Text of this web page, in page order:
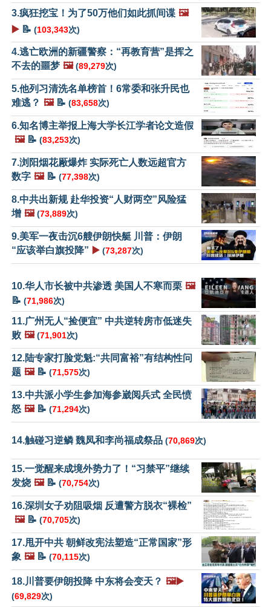
3.疯狂挖宝！为了50万他们如此抓间谍 🖼️
▶️ 📝 (103,343次)
4.逃亡欧洲的新疆警察：“再教育营”是挥之
不去的噩梦 🖼️ (89,279次)
5.他列习清洗名单榜首！6常委和张升民也
难逃？ 🖼️📝 (83,658次)
6.知名博主举报上海大学长江学者论文造假
🖼️📝 (83,253次)
7.浏阳烟花厰爆炸 实际死亡人数远超官方
数字 🖼️📝 (77,398次)
8.中共出新规 赴华投资“人财两空”风险猛
增 🖼️ (73,889次)
9.美军一夜击沉6艘伊朗快艇 川普：伊朗
“应该举白旗投降” ▶️ (73,287次)
10.华人市长被中共渗透 美国人不寒而栗 🖼️
📝 (71,986次)
11.广州无人“捡便宜” 中共逆转房市低迷失
败 🖼️ (71,901次)
12.陆专家打脸党魁:“共同富裕”有结构性问
题 🖼️📝 (71,575次)
13.中共派小学生参加海参崴阅兵式 全民愤
怒 🖼️📝 (71,294次)
14.触碰习逆鳞 魏凤和李尚福成祭品 (70,869次)
15.一觉醒来成境外势力了！“习禁平”继续
发烧 🖼️📝 (70,754次)
16.深圳女子劝阻吸烟 反遭警方脱衣“裸检”
🖼️📝 (70,705次)
17.甩开中共 朝鲜改宪法塑造“正常国家”形
象 🖼️📝 (70,115次)
18.川普要伊朗投降 中东将会变天？ 🖼️▶️
(69,829次)